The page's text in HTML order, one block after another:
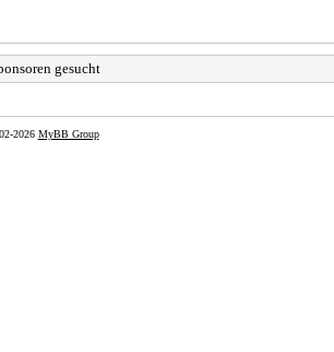
gesucht
2026 MyBB Group